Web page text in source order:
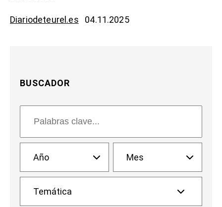
Diariodeteurel.es 04.11.2025
BUSCADOR